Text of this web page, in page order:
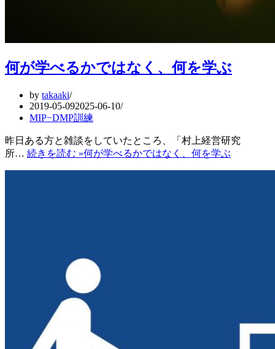
何が学べるかではなく、何を学ぶ
by takaaki
2019-05-092025-06-10
MIP−DMP訓練
昨日ある方と雑談をしていたところ、「村上経営研究
所… 続きを読む »何が学べるかではなく、何を学ぶ